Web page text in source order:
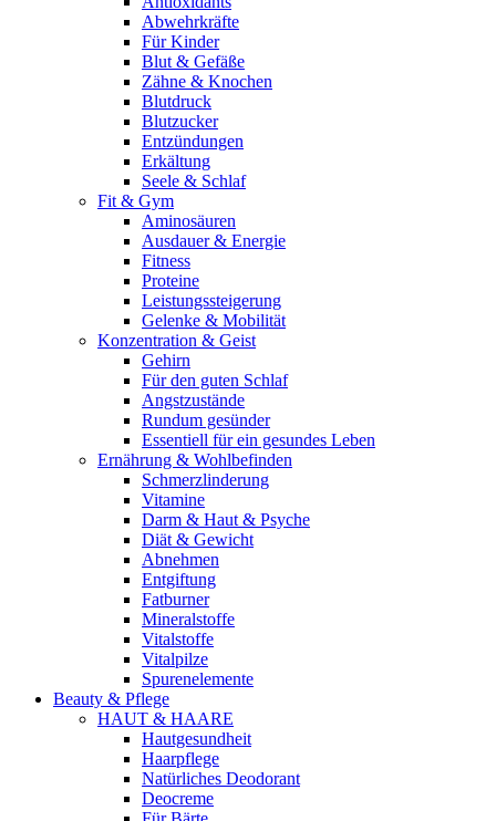
Abwehrkräfte
Für Kinder
Blut & Gefäße
Zähne & Knochen
Blutdruck
Blutzucker
Entzündungen
Erkältung
Seele & Schlaf
Fit & Gym
Aminosäuren
Ausdauer & Energie
Fitness
Proteine
Leistungssteigerung
Gelenke & Mobilität
Konzentration & Geist
Gehirn
Für den guten Schlaf
Angstzustände
Rundum gesünder
Essentiell für ein gesundes Leben
Ernährung & Wohlbefinden
Schmerzlinderung
Vitamine
Darm & Haut & Psyche
Diät & Gewicht
Abnehmen
Entgiftung
Fatburner
Mineralstoffe
Vitalstoffe
Vitalpilze
Spurenelemente
Beauty & Pflege
HAUT & HAARE
Hautgesundheit
Haarpflege
Natürliches Deodorant
Deocreme